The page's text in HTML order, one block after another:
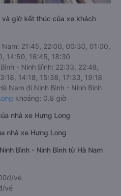
giờ kết thúc của xe khách
21:45, 22:00, 00:30, 01:00,
14:50, 16:45, 18:30
- Ninh Bình: 22:33, 22:48,
14:18, 15:38, 17:33, 19:18
Nam đi Ninh Bình - Ninh Bình
khoảng: 0.8 giờ
nhà xe Hưng Long
nhà xe Hưng Long
Bình - Ninh Bình từ Hà Nam
vé
vé